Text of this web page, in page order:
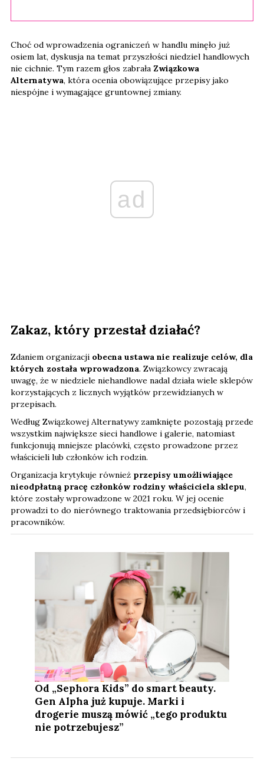
Choć od wprowadzenia ograniczeń w handlu minęło już
osiem lat, dyskusja na temat przyszłości niedziel handlowych
nie cichnie. Tym razem głos zabrała Związkowa
Alternatywa, która ocenia obowiązujące przepisy jako
niespójne i wymagające gruntownej zmiany.
ad
Zakaz, który przestał działać?
Zdaniem organizacji obecna ustawa nie realizuje celów, dla
których została wprowadzona. Związkowcy zwracają
uwagę, że w niedziele niehandlowe nadal działa wiele sklepów
korzystających z licznych wyjątków przewidzianych w
przepisach.
Według Związkowej Alternatywy zamknięte pozostają przede
wszystkim największe sieci handlowe i galerie, natomiast
funkcjonują mniejsze placówki, często prowadzone przez
właścicieli lub członków ich rodzin.
Organizacja krytykuje również przepisy umożliwiające
nieodpłatną pracę członków rodziny właściciela sklepu,
które zostały wprowadzone w 2021 roku. W jej ocenie
prowadzi to do nierównego traktowania przedsiębiorców i
pracowników.
Od „Sephora Kids” do smart beauty.
Gen Alpha już kupuje. Marki i
drogerie muszą mówić „tego produktu
nie potrzebujesz”